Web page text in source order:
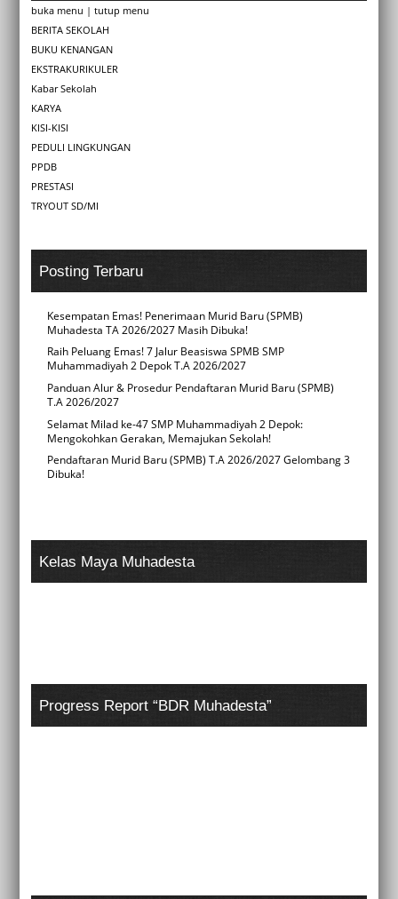
buka menu | tutup menu
BERITA SEKOLAH
BUKU KENANGAN
EKSTRAKURIKULER
Kabar Sekolah
KARYA
KISI-KISI
PEDULI LINGKUNGAN
PPDB
PRESTASI
TRYOUT SD/MI
Posting Terbaru
Kesempatan Emas! Penerimaan Murid Baru (SPMB)
Muhadesta TA 2026/2027 Masih Dibuka!
Raih Peluang Emas! 7 Jalur Beasiswa SPMB SMP
Muhammadiyah 2 Depok T.A 2026/2027
Panduan Alur & Prosedur Pendaftaran Murid Baru (SPMB)
T.A 2026/2027
Selamat Milad ke-47 SMP Muhammadiyah 2 Depok:
Mengokohkan Gerakan, Memajukan Sekolah!
Pendaftaran Murid Baru (SPMB) T.A 2026/2027 Gelombang 3
Dibuka!
Kelas Maya Muhadesta
Progress Report “BDR Muhadesta”